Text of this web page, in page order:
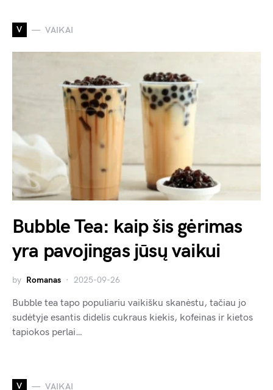
V VAIKAI
Bubble Tea: kaip šis gėrimas
yra pavojingas jūsų vaikui
by Romanas 2025-09-26
Bubble tea tapo populiariu vaikišku skanėstu, tačiau jo
sudėtyje esantis didelis cukraus kiekis, kofeinas ir kietos
tapiokos perlai…
V VAIKAI